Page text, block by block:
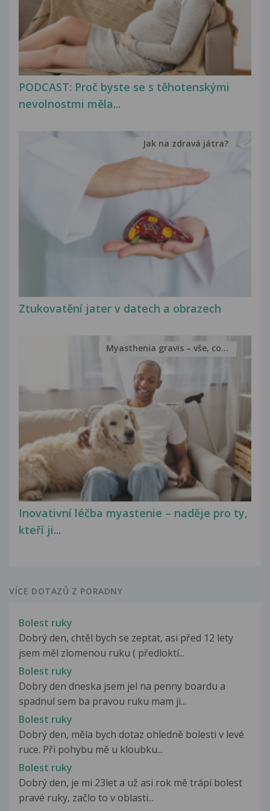
PODCAST: Proč byste se s těhotenskými
nevolnostmi měla...
Ztukovatění jater v datech a obrazech
Jak na zdravá játra?
Inovativní léčba myastenie – naděje pro ty,
kteří ji...
Myasthenia gravis – vše, co...
VÍCE DOTAZŮ Z PORADNY
Bolest ruky
Dobrý den, chtěl bych se zeptat, asi před 12 lety
jsem měl zlomenou ruku ( předloktí...
Bolest ruky
Dobry den dneska jsem jel na penny boardu a
spadnul sem ba pravou ruku mam ji...
Bolest ruky
Dobrý den, měla bych dotaz ohledně bolesti v levé
ruce. Při pohybu mě u kloubku...
Bolest ruky
Dobrý den, je mi 23let a už asi rok mě trápí bolest
pravé ruky, začlo to v oblasti...